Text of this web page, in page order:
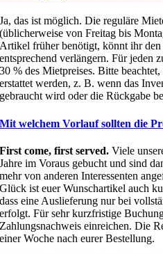
Ja, das ist möglich. Die reguläre
(üblicherweise von Freitag bis
Artikel früher benötigt, könnt ihr
entsprechend verlängern. Für jeden
30 % des Mietpreises. Bitte
erstattet werden, z. B. wenn das
gebraucht wird oder die Rückgabe
Mit welchem Vorlauf sollten die
First come, first served. Viele
Jahre im Voraus gebucht und sind
mehr von anderen Interessenten
Glück ist euer Wunschartikel auch
dass eine Auslieferung nur bei
erfolgt. Für sehr kurzfristige
Zahlungsnachweis einreichen. Die
einer Woche nach eurer Bestellung.